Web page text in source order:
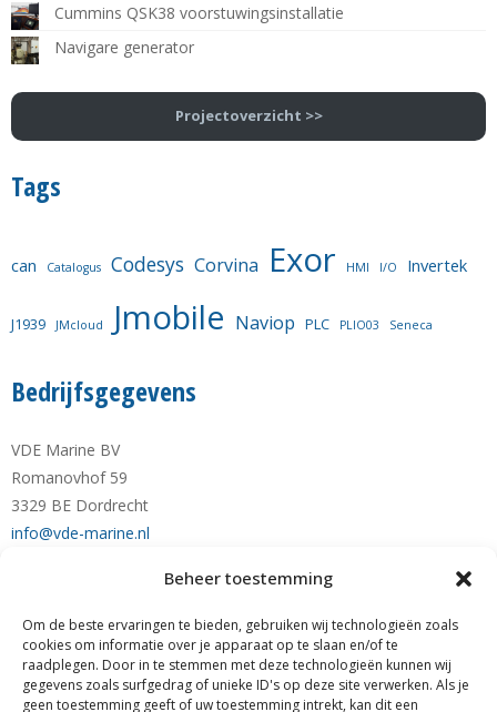
Beheer toestemming
Om de beste ervaringen te bieden, gebruiken wij technologieën zoals
cookies om informatie over je apparaat op te slaan en/of te
raadplegen. Door in te stemmen met deze technologieën kunnen wij
gegevens zoals surfgedrag of unieke ID's op deze site verwerken. Als je
geen toestemming geeft of uw toestemming intrekt, kan dit een
Cummins QSK38 voorstuwingsinstallatie
Navigare generator
Projectoverzicht >>
Tags
can Catalogus Codesys Corvina Exor HMI I/O Invertek
J1939 JMcloud Jmobile Naviop PLC PLIO03 Seneca
Bedrijfsgegevens
VDE Marine BV
Romanovhof 59
3329 BE Dordrecht
info@vde-marine.nl
Telefoon +31-(0)78-6 21 43 64
Mobiel +31-(0)6-28 1230 28
KvK nr. 77777190
RABO NL89 RABO 0122 0423 01
BTW nr. NL861140205B01